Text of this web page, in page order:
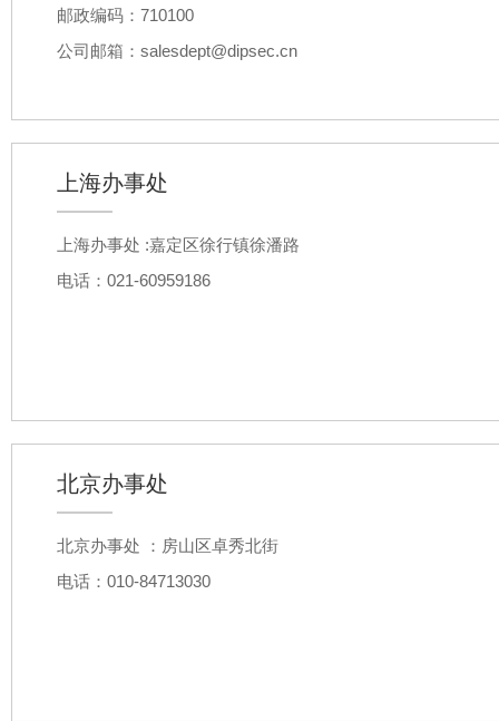
邮政编码：710100
公司邮箱：salesdept@dipsec.cn
上海办事处
上海办事处 :嘉定区徐行镇徐潘路
电话：021-60959186
北京办事处
北京办事处 ：房山区卓秀北街
电话：010-84713030